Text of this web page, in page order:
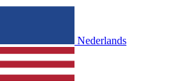
Nederlands